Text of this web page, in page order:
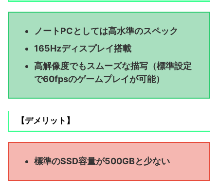
ノートPCとしては高水準のスペック
165Hzディスプレイ搭載
高解像度でもスムーズな描写（標準設定
で60fpsのゲームプレイが可能）
【デメリット】
標準のSSD容量が500GBと少ない